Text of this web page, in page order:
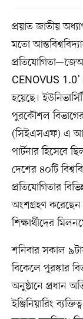
প্রয়াত জাতীয়
মতো
CENOVUS 1.0’
হয়েছে।
পুরকৌশল বিভাগের
(সিইএসএফ) এ
পার্টনার হিসেবে
দেশের ৪০টি
প্রতিযোগিতার
অংশগ্রহণ
শিক্ষার্থীদের
শনিবার সকাল
বিকেলে পুরস্কার
অনুষ্ঠানে প্রধান
ইঞ্জিনিয়ারিং